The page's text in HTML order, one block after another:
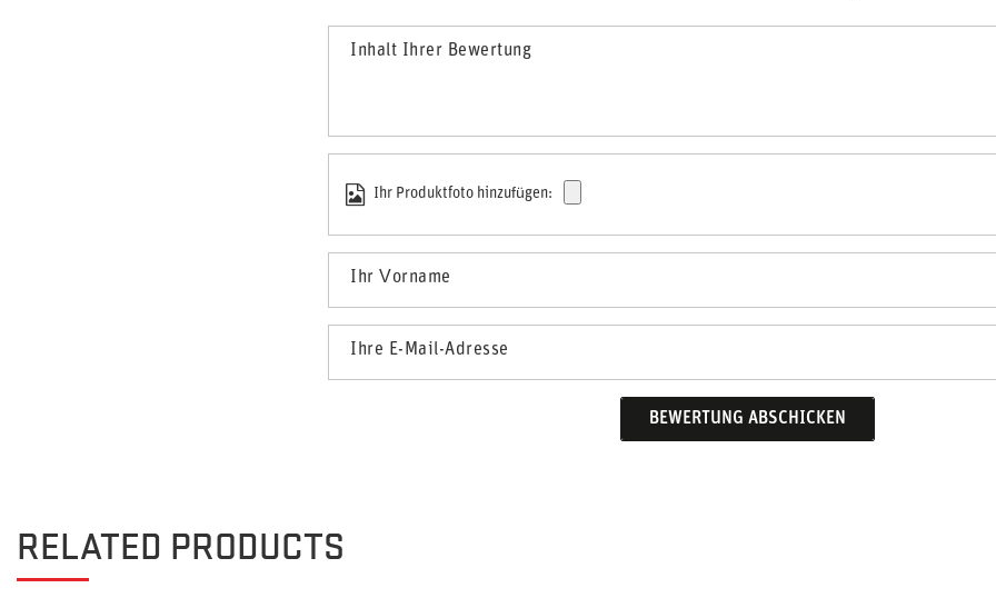
Inhalt Ihrer Bewertung
Ihr Produktfoto hinzufügen:
Ihr Vorname
Ihre E-Mail-Adresse
BEWERTUNG ABSCHICKEN
RELATED PRODUCTS